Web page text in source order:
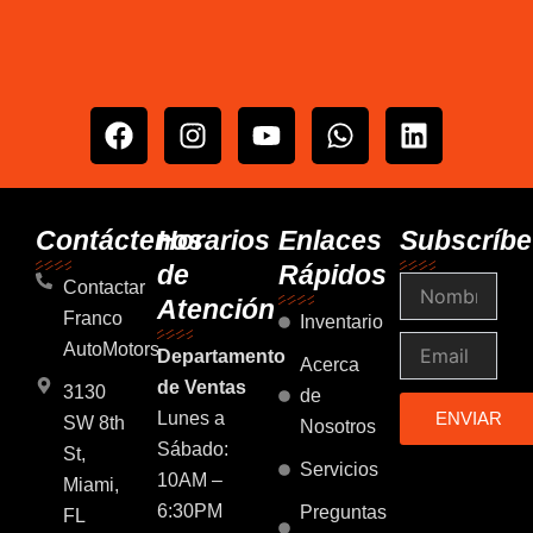
F
a
b
o
k
I
n
a
a
m
Y
o
u
e
W
h
s
a
p
p
L
i
e
d
n
Contáctenos
Contactar
Franco
AutoMotors
3130
SW 8th
St,
Miami,
FL
Horarios
de
Atención
Departamento
de Ventas
Lunes a
Sábado:
10AM –
6:30PM
Enlaces
Rápidos
Inventario
Acerca
de
Nosotros
Servicios
Preguntas
ENVIAR